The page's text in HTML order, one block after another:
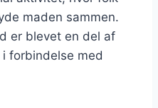
maden sammen.
er blevet en del af
forbindelse med